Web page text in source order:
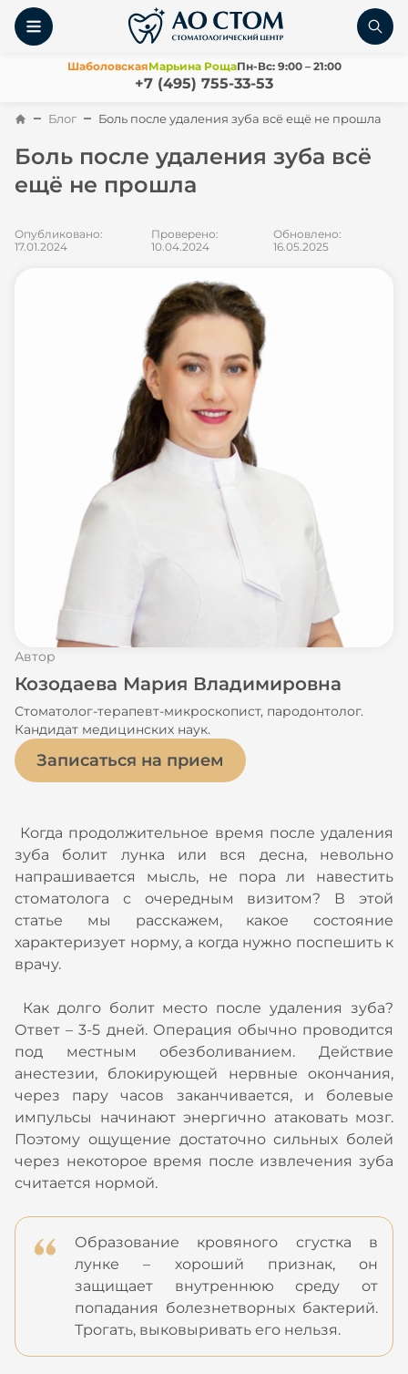
ШаболовскаяМарьина РощаПн-Вс: 9:00 – 21:00
+7 (495) 755-33-53
Блог Боль после удаления зуба всё ещё не прошла
Боль после удаления зуба всё
ещё не прошла
Опубликовано:
17.01.2024
Проверено:
10.04.2024
Обновлено:
16.05.2025
Автор
Козодаева Мария Владимировна
Стоматолог-терапевт-микроскопист, пародонтолог.
Кандидат медицинских наук.
Записаться на прием
Когда продолжительное время после удаления
зуба болит лунка или вся десна, невольно
напрашивается мысль, не пора ли навестить
стоматолога с очередным визитом? В этой
статье мы расскажем, какое состояние
характеризует норму, а когда нужно поспешить к
врачу.
Как долго болит место после удаления зуба?
Ответ – 3-5 дней. Операция обычно проводится
под местным обезболиванием. Действие
анестезии, блокирующей нервные окончания,
через пару часов заканчивается, и болевые
импульсы начинают энергично атаковать мозг.
Поэтому ощущение достаточно сильных болей
через некоторое время после извлечения зуба
считается нормой.
Образование кровяного сгустка в
лунке – хороший признак, он
защищает внутреннюю среду от
попадания болезнетворных бактерий.
Трогать, выковыривать его нельзя.